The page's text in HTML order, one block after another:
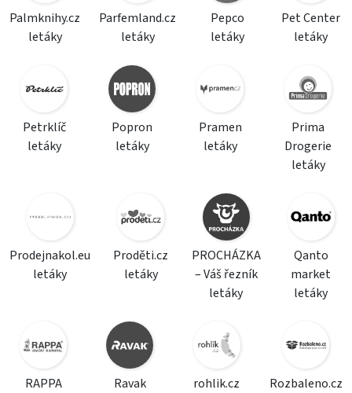
Palmknihy.cz
letáky
Parfemland.cz
letáky
Pepco
letáky
Pet Center
letáky
Petrklíč
letáky
Popron
letáky
Pramen
letáky
Prima
Drogerie
letáky
Prodejnakol.eu
letáky
Proděti.cz
letáky
PROCHÁZKA
– Váš řezník
letáky
Qanto
market
letáky
RAPPA
Ravak
rohlik.cz
Rozbaleno.cz